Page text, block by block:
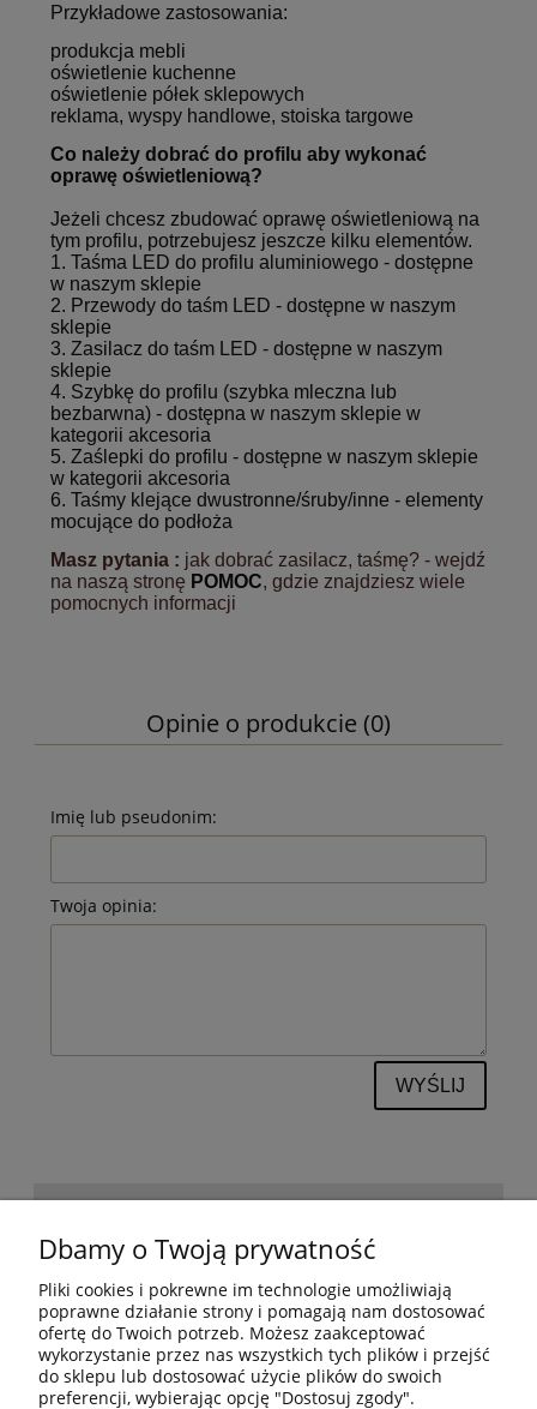
Przykładowe zastosowania:
produkcja mebli
oświetlenie kuchenne
oświetlenie półek sklepowych
reklama, wyspy handlowe, stoiska targowe
Co należy dobrać do profilu aby wykonać
oprawę oświetleniową?
Jeżeli chcesz zbudować oprawę oświetleniową na
tym profilu, potrzebujesz jeszcze kilku elementów.
1. Taśma LED do profilu aluminiowego - dostępne
w naszym sklepie
2. Przewody do taśm LED - dostępne w naszym
sklepie
3. Zasilacz do taśm LED - dostępne w naszym
sklepie
4. Szybkę do profilu (szybka mleczna lub
bezbarwna) - dostępna w naszym sklepie w
kategorii akcesoria
5. Zaślepki do profilu - dostępne w naszym sklepie
w kategorii akcesoria
6. Taśmy klejące dwustronne/śruby/inne - elementy
mocujące do podłoża
Masz pytania : jak dobrać zasilacz, taśmę? - wejdź
na naszą stronę POMOC, gdzie znajdziesz wiele
pomocnych informacji
Opinie o produkcie (0)
Imię lub pseudonim:
Twoja opinia:
WYŚLIJ
BESTSELLERY
MOJE KONTO
Dbamy o Twoją prywatność
Pliki cookies i pokrewne im technologie umożliwiają
poprawne działanie strony i pomagają nam dostosować
ofertę do Twoich potrzeb. Możesz zaakceptować
wykorzystanie przez nas wszystkich tych plików i przejść
do sklepu lub dostosować użycie plików do swoich
preferencji, wybierając opcję "Dostosuj zgody".